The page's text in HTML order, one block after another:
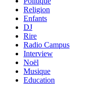
Religion
Enfants
DJ
Rire
Radio Campus
Interview
Noël
Musique
Education